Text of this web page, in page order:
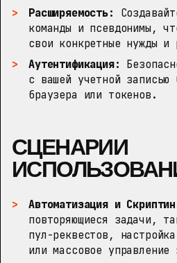
Расширяемость:
команды и псевдонимы,
свои конкретные нужды и
Аутентификация:
с вашей учетной
браузера или токенов.
СЦЕНАРИИ
Автоматизация и
повторяющиеся задачи,
пул-реквестов,
или массовое управление